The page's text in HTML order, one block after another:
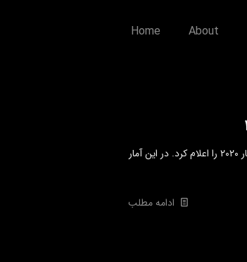
About
Home
پلتفرم ویدیویی یوتیوب پربیننده ترین تریلرهای به نمایش درآمده فیلم های اسکار ۲۰۲۰ را اعلام کرد. در این آمار
ادامه مطلب